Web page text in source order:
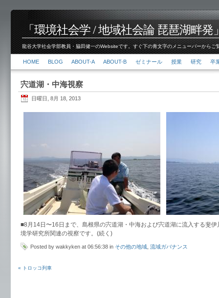
「環境社会学 / 地域社会論 琵琶湖畔発
龍谷大学社会学部教員・脇田健一のWebsiteです。すぐ下の青文字のメニューバーから
HOME BLOG ABOUT-A ABOUT-B ゼミナール 授業 研究 卒
宍道湖・中海視察
日曜日, 8月 18, 2013
■8月14日〜16日まで、島根県の宍道湖・中海および宍道湖に流入する斐
境学研究所関連の視察です。(続く)
Posted by wakkyken at 06:56:38 in その他の地域 流域ガバナンス
« トロッコ列車